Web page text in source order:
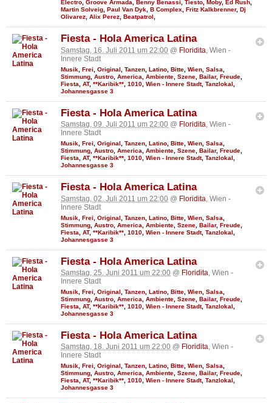
Electro, Groove Armada, Benny Benassi, Tiesto, Moby, Ed Rush,
Martin Solveig, Paul Van Dyk, B Complex, Fritz Kalkbrenner, Dj
Olivarez, Alix Perez, Beatpatrol ,
Fiesta - Hola America Latina
Samstag, 16. Juli 2011 um 22:00 @ Floridita , Wien -
Innere Stadt
Musik Frei Original Tanzen Latino Bitte Wien Salsa
Stimmung Austro America Ambiente Szene Bailar, Freude
Fiesta
AT, **Karibik** 1010 Wien - Innere Stadt, Tanzlokal
Johannesgasse 3
Fiesta - Hola America Latina
Samstag, 09. Juli 2011 um 22:00 @ Floridita, Wien -
Innere Stadt
Musik Frei Original Tanzen Latino Bitte Wien Salsa
Stimmung Austro America Ambiente Szene Bailar, Freude
Fiesta
AT, **Karibik** 1010 Wien - Innere Stadt, Tanzlokal
Johannesgasse 3
Fiesta - Hola America Latina
Samstag, 02. Juli 2011 um 22:00 @ Floridita , Wien -
Innere Stadt
Musik Frei Original Tanzen Latino Bitte Wien Salsa
Stimmung Austro America Ambiente Szene Bailar, Freude
Fiesta
AT, **Karibik** 1010 Wien - Innere Stadt, Tanzlokal
Johannesgasse 3
Fiesta - Hola America Latina
Samstag, 25. Juni 2011 um 22:00 @ Floridita, Wien -
Innere Stadt
Musik Frei Original Tanzen Latino Bitte Wien Salsa
Stimmung Austro America Ambiente Szene Bailar, Freude
Fiesta
AT, **Karibik** 1010 Wien - Innere Stadt, Tanzlokal
Johannesgasse 3
Fiesta - Hola America Latina
Samstag, 18. Juni 2011 um 22:00 @ Floridita, Wien -
Innere Stadt
Musik, Frei, Original, Tanzen, Latino, Bitte, Wien, Salsa,
Stimmung, Austro, America, Ambiente, Szene, Bailar, Freude,
Fiesta, AT, **Karibik**, 1010, Wien - Innere Stadt, Tanzlokal,
Johannesgasse 3